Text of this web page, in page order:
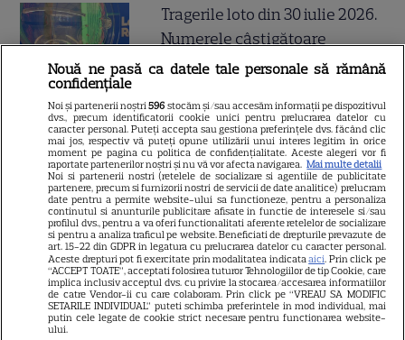
Tragerile loto din 30 iulie 2026.
Numerele câştigătoare
extrase joi
De ce să nu arunci semințele
de la pepenele roșu – ce
beneficii au
Ghidul udării corecte pe timp
de caniculă: când, cât şi cum
Nouă ne pasă ca datele tale personale să rămână
confidențiale
Noi și partenerii noștri596 stocăm și/sau accesăm informații pe dispozitivul
dvs., precum identificatorii cookie unici pentru prelucrarea datelor cu
caracter personal. Puteți accepta sau gestiona preferințele dvs. făcând clic
mai jos, respectiv vă puteți opune utilizării unui interes legitim în orice
moment pe pagina cu politica de confidențialitate. Aceste alegeri vor fi
raportate partenerilor noștri și nu vă vor afecta navigarea. Mai multe detalii
Noi si partenerii nostri (retelele de socializare si agentiile de publicitate
partenere, precum si furnizorii nostri de servicii de date analitice) prelucram
date pentru a permite website-ului sa functioneze, pentru a personaliza
continutul si anunturile publicitare afisate in functie de interesele si/sau
profilul dvs., pentru a va oferi functionalitati aferente retelelor de socializare
si pentru a analiza traficul pe website. Beneficiati de drepturile prevazute de
art. 15-22 din GDPR in legatura cu prelucrarea datelor cu caracter personal.
Aceste drepturi pot fi exercitate prin modalitatea indicataaici. Prin click pe
“ACCEPT TOATE”, acceptati folosirea tuturor Tehnologiilor de tip Cookie, care
implica inclusiv acceptul dvs. cu privire la stocarea/accesarea informatiilor
de catre Vendor-ii cu care colaboram. Prin click pe “VREAU SA MODIFIC
SETARILE INDIVIDUAL” puteti schimba preferintele in mod individual, mai
putin cele legate de cookie strict necesare pentru functionarea website-
ului.